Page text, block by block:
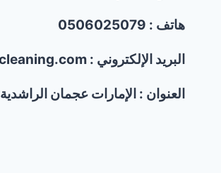
هاتف : 0506025079
البريد الإلكتروني : admin@kpicleaning.com
العنوان : الإمارات عجمان الراشدية3